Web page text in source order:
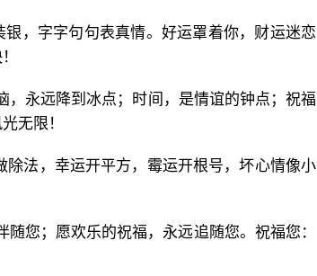
，字字句句表真情。好运罩着你，财运迷恋
永远降到冰点；时间，是情谊的钟点；祝福
无限！
法，幸运开平方，霉运开根号，坏心情像小
您；愿欢乐的祝福，永远追随您。祝福您：